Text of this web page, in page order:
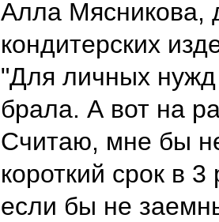
Алла Мясникова,
кондитерских
"Для личных нужд
брала. А вот на
Считаю, мне бы
короткий срок в
если бы не